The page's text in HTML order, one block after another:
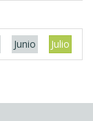
Junio Julio